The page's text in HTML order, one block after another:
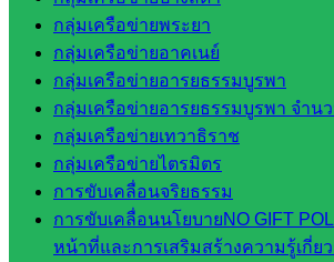
กลุ่มเครือข่ายพระยา
กลุ่มเครือข่ายอาคเนย์
กลุ่มเครือข่ายอารยธรรมบูรพา
กลุ่มเครือข่ายอารยธรรมบูรพา จำน
กลุ่มเครือข่ายเทวาธิราช
กลุ่มเครือข่ายไตรมิตร
การขับเคลื่อนจริยธรรม
การขับเคลื่อนนโยบายNO GIFT
หน้าที่และการเสริมสร้างความรู้เกี่
เทศ
ติดตาม
และประ
เมินผลฯ
เว็บไซต์
หลักสูตร
ต้าน
ทุจริต
ห้อง